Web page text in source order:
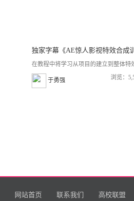
在教程中将学习从项目的建立到整体特
于勇强 浏览：
网站首页 联系我们 高校联盟